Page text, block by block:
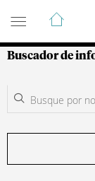
Guía de
Buscador de